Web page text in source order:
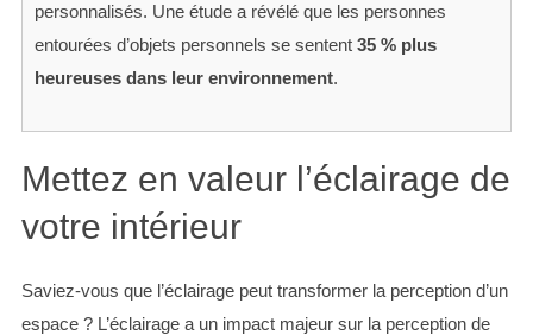
personnalisés. Une étude a révélé que les personnes
entourées d’objets personnels se sentent 35 % plus
heureuses dans leur environnement.
Mettez en valeur l’éclairage de
votre intérieur
Saviez-vous que l’éclairage peut transformer la perception d’un
espace ? L’éclairage a un impact majeur sur la perception de
e
a